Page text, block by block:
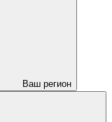
Ваш регион